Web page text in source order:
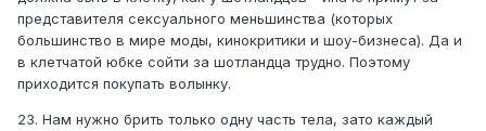
представителя сексуального меньшинства (которых
большинство в мире моды, кинокритики и шоу-бизнеса). Да и
в клетчатой юбке сойти за шотландца трудно. Поэтому
приходится покупать волынку.
23. Нам нужно брить только одну часть тела, зато каждый